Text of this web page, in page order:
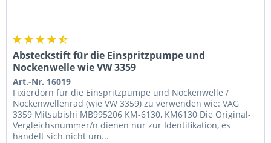
Absteckstift für die Einspritzpumpe und
Nockenwelle wie VW 3359
Art.-Nr. 16019
Fixierdorn für die Einspritzpumpe und Nockenwelle /
Nockenwellenrad (wie VW 3359) zu verwenden wie: VAG
3359 Mitsubishi MB995206 KM-6130, KM6130 Die Original-
Vergleichsnummer/n dienen nur zur Identifikation, es
handelt sich nicht um...